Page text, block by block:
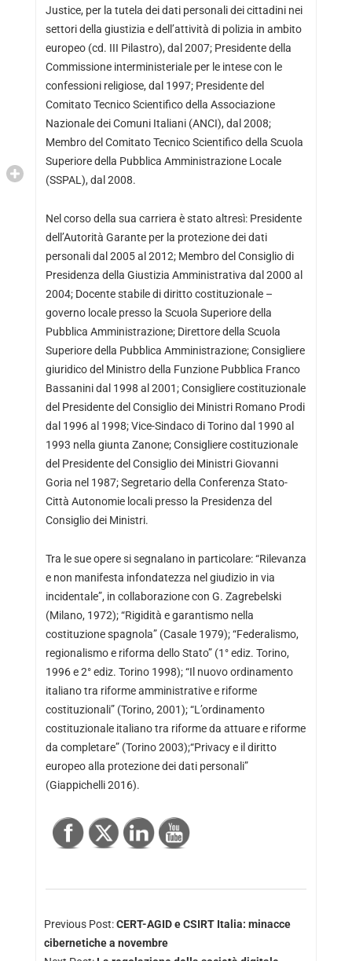
Justice, per la tutela dei dati personali dei cittadini nei
settori della giustizia e dell’attività di polizia in ambito
europeo (cd. III Pilastro), dal 2007; Presidente della
Commissione interministeriale per le intese con le
confessioni religiose, dal 1997; Presidente del
Comitato Tecnico Scientifico della Associazione
Nazionale dei Comuni Italiani (ANCI), dal 2008;
Membro del Comitato Tecnico Scientifico della Scuola
Superiore della Pubblica Amministrazione Locale
(SSPAL), dal 2008.
Nel corso della sua carriera è stato altresì: Presidente
dell’Autorità Garante per la protezione dei dati
personali dal 2005 al 2012; Membro del Consiglio di
Presidenza della Giustizia Amministrativa dal 2000 al
2004; Docente stabile di diritto costituzionale –
governo locale presso la Scuola Superiore della
Pubblica Amministrazione; Direttore della Scuola
Superiore della Pubblica Amministrazione; Consigliere
giuridico del Ministro della Funzione Pubblica Franco
Bassanini dal 1998 al 2001; Consigliere costituzionale
del Presidente del Consiglio dei Ministri Romano Prodi
dal 1996 al 1998; Vice-Sindaco di Torino dal 1990 al
1993 nella giunta Zanone; Consigliere costituzionale
del Presidente del Consiglio dei Ministri Giovanni
Goria nel 1987; Segretario della Conferenza Stato-
Città Autonomie locali presso la Presidenza del
Consiglio dei Ministri.
Tra le sue opere si segnalano in particolare: “Rilevanza
e non manifesta infondatezza nel giudizio in via
incidentale”, in collaborazione con G. Zagrebelski
(Milano, 1972); “Rigidità e garantismo nella
costituzione spagnola” (Casale 1979); “Federalismo,
regionalismo e riforma dello Stato” (1° ediz. Torino,
1996 e 2° ediz. Torino 1998); “Il nuovo ordinamento
italiano tra riforme amministrative e riforme
costituzionali” (Torino, 2001); “L’ordinamento
costituzionale italiano tra riforme da attuare e riforme
da completare” (Torino 2003);“Privacy e il diritto
europeo alla protezione dei dati personali”
(Giappichelli 2016).
Previous Post:CERT-AGID e CSIRT Italia: minacce
cibernetiche a novembre